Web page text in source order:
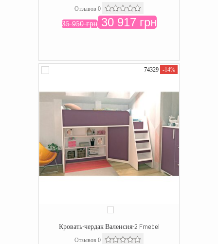
Отзывов 0
35 950 грн30 917 грн
74329 -14%
Кровать-чердак Валенсия-2 Fmebel
Отзывов 0